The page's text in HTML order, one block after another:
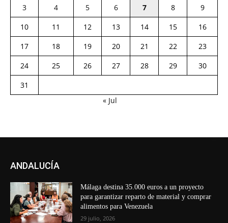
3
4 5 6 7 8
9
10
11 12 13 14 15
16
17
18 19 20 21 22
23
24
25 26 27 28 29
30
31
« Jul
ANDALUCÍA
Málaga destina 35.000 euros a un proyecto
para garantizar reparto de material y comprar
alimentos para Venezuela
29 julio, 2026